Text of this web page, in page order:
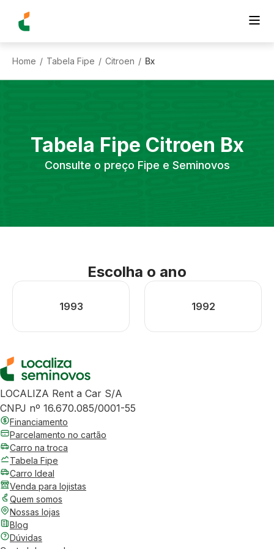
Home / Tabela Fipe / Citroen / Bx
Tabela Fipe Citroen Bx
Consulte o preço Fipe e Seminovos
Escolha o ano
1993 1992
LOCALIZA Rent a Car S/A
CNPJ nº 16.670.085/0001-55
Financiamento
Parcelamento no cartão
Carro na troca
Tabela Fipe
Carro Ideal
Venda para lojistas
Quem somos
Nossas lojas
Blog
Dúvidas